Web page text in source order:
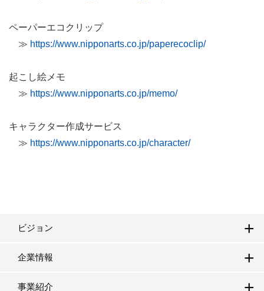
ペーパーエコクリップ
≫ https://www.nipponarts.co.jp/paperecoclip/
起こし絵メモ
≫ https://www.nipponarts.co.jp/memo/
キャラクター作成サービス
≫ https://www.nipponarts.co.jp/character/
ビジョン
企業情報
事業紹介